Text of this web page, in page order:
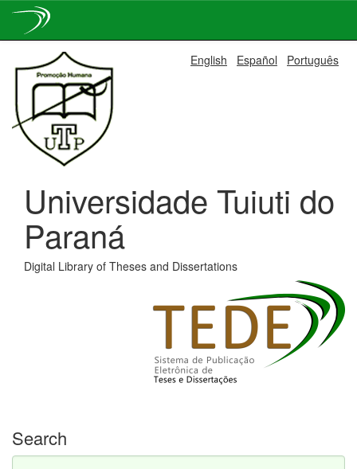
navigation
English Español Português
Universidade Tuiuti do
Paraná
Digital Library of Theses and Dissertations
Search